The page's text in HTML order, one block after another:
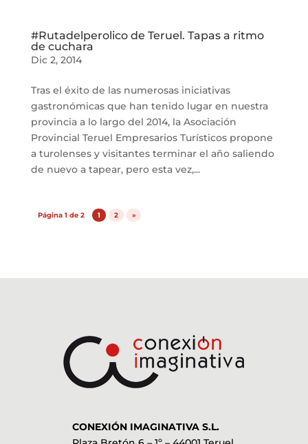
#Rutadelperolico de Teruel. Tapas a ritmo
de cuchara
Dic 2, 2014
Tras el éxito de las numerosas iniciativas
gastronómicas que han tenido lugar en nuestra
provincia a lo largo del 2014, la Asociación
Provincial Teruel Empresarios Turísticos propone
a turolenses y visitantes terminar el año saliendo
de nuevo a tapear, pero esta vez,...
Página 1 de 2 1 2 »
CONEXIÓN IMAGINATIVA S.L.